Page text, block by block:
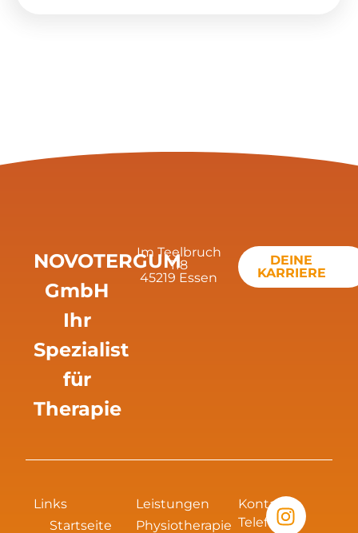
NOVOTERGUM
GmbH
Ihr
Spezialist
für
Therapie
Im Teelbruch
118
45219 Essen
DEINE
KARRIERE
Links
Startseite
Leistungen
Physiotherapie
Kontakt
Telefon:
I
n
F
a
L
i
X
i